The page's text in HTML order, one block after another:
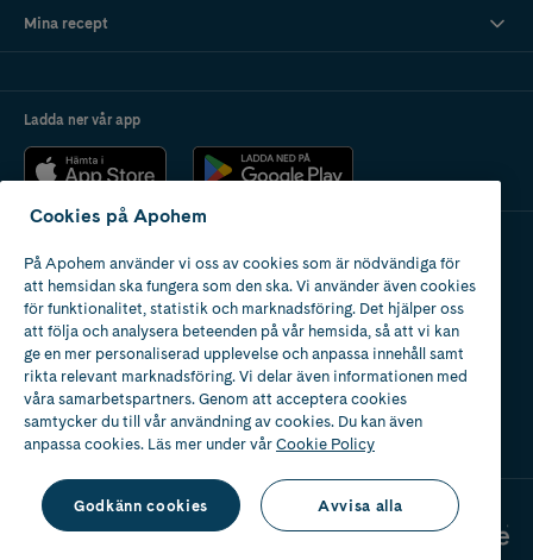
Mina recept
Ladda ner vår app
Apotek med tillstånd
av Läkemedelsverket
Cookies på Apohem
På Apohem använder vi oss av cookies som är nödvändiga för
att hemsidan ska fungera som den ska. Vi använder även cookies
för funktionalitet, statistik och marknadsföring. Det hjälper oss
att följa och analysera beteenden på vår hemsida, så att vi kan
ge en mer personaliserad upplevelse och anpassa innehåll samt
rikta relevant marknadsföring. Vi delar även informationen med
våra samarbetspartners. Genom att acceptera cookies
samtycker du till vår användning av cookies. Du kan även
anpassa cookies. Läs mer under vårCookie Policy
Godkänn cookies Avvisa alla